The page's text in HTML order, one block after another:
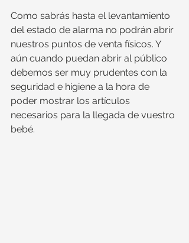
Como sabrás hasta el levantamiento
del estado de alarma no podrán abrir
nuestros puntos de venta físicos. Y
aún cuando puedan abrir al público
debemos ser muy prudentes con la
seguridad e higiene a la hora de
poder mostrar los artículos
necesarios para la llegada de vuestro
bebé.